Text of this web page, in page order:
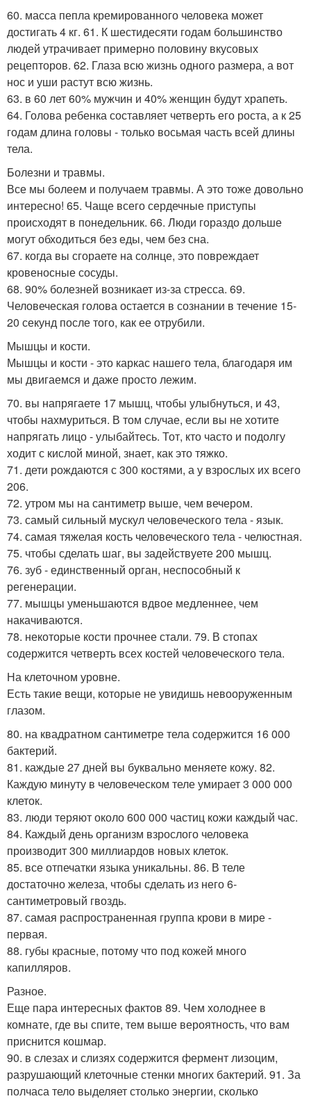
60. масса пепла кремированного человека может
достигать 4 кг. 61. К шестидесяти годам большинство
людей утрачивает примерно половину вкусовых
рецепторов. 62. Глаза всю жизнь одного размера, а вот
нос и уши растут всю жизнь.
63. в 60 лет 60% мужчин и 40% женщин будут храпеть.
64. Голова ребенка составляет четверть его роста, а к 25
годам длина головы - только восьмая часть всей длины
тела.
Болезни и травмы.
Все мы болеем и получаем травмы. А это тоже довольно
интересно! 65. Чаще всего сердечные приступы
происходят в понедельник. 66. Люди гораздо дольше
могут обходиться без еды, чем без сна.
67. когда вы сгораете на солнце, это повреждает
кровеносные сосуды.
68. 90% болезней возникает из-за стресса. 69.
Человеческая голова остается в сознании в течение 15-
20 секунд после того, как ее отрубили.
Мышцы и кости.
Мышцы и кости - это каркас нашего тела, благодаря им
мы двигаемся и даже просто лежим.
70. вы напрягаете 17 мышц, чтобы улыбнуться, и 43,
чтобы нахмуриться. В том случае, если вы не хотите
напрягать лицо - улыбайтесь. Тот, кто часто и подолгу
ходит с кислой миной, знает, как это тяжко.
71. дети рождаются с 300 костями, а у взрослых их всего
206.
72. утром мы на сантиметр выше, чем вечером.
73. самый сильный мускул человеческого тела - язык.
74. самая тяжелая кость человеческого тела - челюстная.
75. чтобы сделать шаг, вы задействуете 200 мышц.
76. зуб - единственный орган, неспособный к
регенерации.
77. мышцы уменьшаются вдвое медленнее, чем
накачиваются.
78. некоторые кости прочнее стали. 79. В стопах
содержится четверть всех костей человеческого тела.
На клеточном уровне.
Есть такие вещи, которые не увидишь невооруженным
глазом.
80. на квадратном сантиметре тела содержится 16 000
бактерий.
81. каждые 27 дней вы буквально меняете кожу. 82.
Каждую минуту в человеческом теле умирает 3 000 000
клеток.
83. люди теряют около 600 000 частиц кожи каждый час.
84. Каждый день организм взрослого человека
производит 300 миллиардов новых клеток.
85. все отпечатки языка уникальны. 86. В теле
достаточно железа, чтобы сделать из него 6-
сантиметровый гвоздь.
87. самая распространенная группа крови в мире -
первая.
88. губы красные, потому что под кожей много
капилляров.
Разное.
Еще пара интересных фактов 89. Чем холоднее в
комнате, где вы спите, тем выше вероятность, что вам
приснится кошмар.
90. в слезах и слизях содержится фермент лизоцим,
разрушающий клеточные стенки многих бактерий. 91. За
полчаса тело выделяет столько энергии, сколько